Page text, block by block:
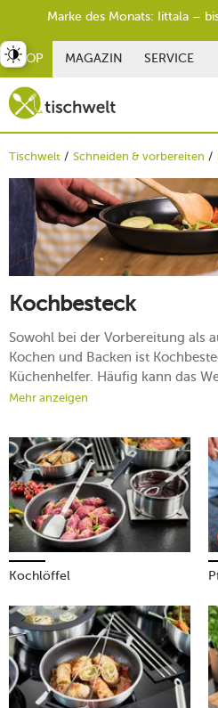
SHOP MAGAZIN SERVICE
Tischwelt Schneiden & vorbereiten
Kochbesteck
Sowohl bei der Vorbereitung als
Kochen und Backen ist
Küchenhelfer. Häufig kann das
werden – wie unzählige Life-
eine riesige Auswahl an
Entdecken Sie jetzt unsere Top-
Kochutensilien, die am besten zu
Mehr erfahren!
Mehr anzeigen
Kochlöffel
umschalten
Marke des Monats: Iittala –